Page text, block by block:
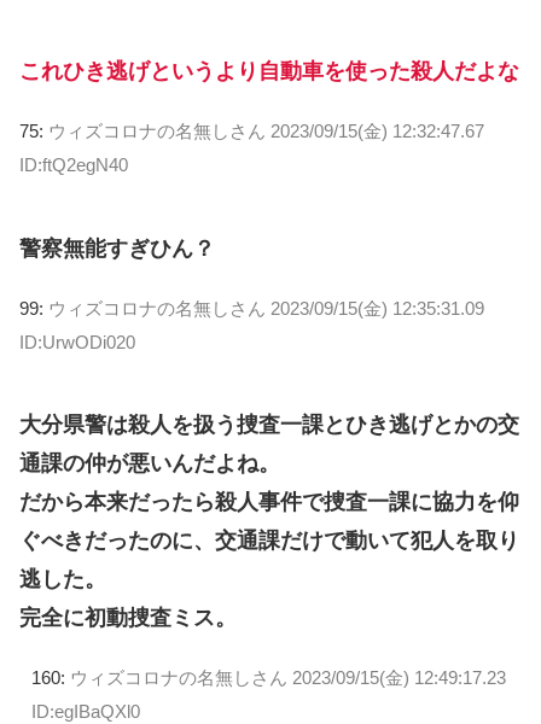
これひき逃げというより自動車を使った殺人だよな
75: ウィズコロナの名無しさん 2023/09/15(金) 12:32:47.67
ID:ftQ2egN40
警察無能すぎひん？
99: ウィズコロナの名無しさん 2023/09/15(金) 12:35:31.09
ID:UrwODi020
大分県警は殺人を扱う捜査一課とひき逃げとかの交
通課の仲が悪いんだよね。
だから本来だったら殺人事件で捜査一課に協力を仰
ぐべきだったのに、交通課だけで動いて犯人を取り
逃した。
完全に初動捜査ミス。
160: ウィズコロナの名無しさん 2023/09/15(金) 12:49:17.23
ID:egIBaQXl0